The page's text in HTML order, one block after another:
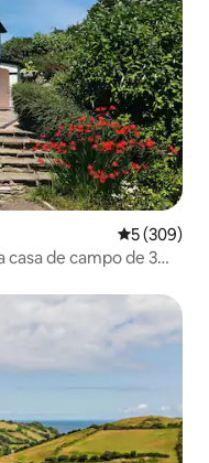
Calificación
5 (309)
casa de campo de 3